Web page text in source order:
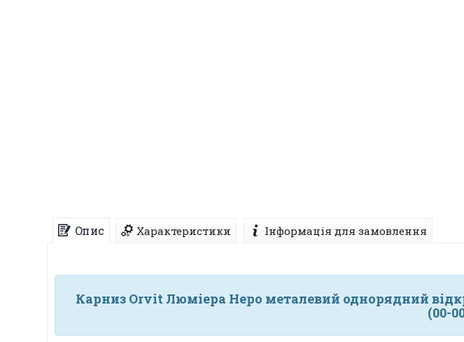
Опис Характеристики Інформація для замовлення
Карниз Orvit Люміера Неро металевий однорядний
(00-